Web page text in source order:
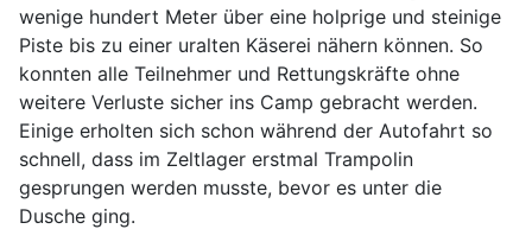
wenige hundert Meter über eine holprige und steinige
Piste bis zu einer uralten Käserei nähern können. So
konnten alle Teilnehmer und Rettungskräfte ohne
weitere Verluste sicher ins Camp gebracht werden.
Einige erholten sich schon während der Autofahrt so
schnell, dass im Zeltlager erstmal Trampolin
gesprungen werden musste, bevor es unter die
Dusche ging.